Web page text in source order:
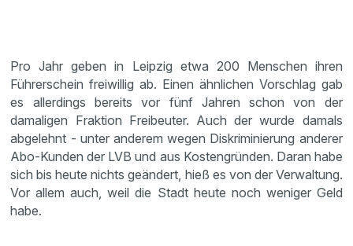
Pro Jahr geben in Leipzig etwa 200 Menschen ihren
Führerschein freiwillig ab. Einen ähnlichen Vorschlag gab
es allerdings bereits vor fünf Jahren schon von der
damaligen Fraktion Freibeuter. Auch der wurde damals
abgelehnt - unter anderem wegen Diskriminierung anderer
Abo-Kunden der LVB und aus Kostengründen. Daran habe
sich bis heute nichts geändert, hieß es von der Verwaltung.
Vor allem auch, weil die Stadt heute noch weniger Geld
habe.